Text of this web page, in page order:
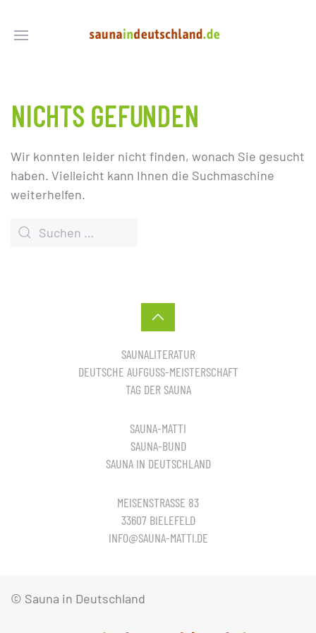
NICHTS GEFUNDEN
Wir konnten leider nicht finden, wonach Sie gesucht
haben. Vielleicht kann Ihnen die Suchmaschine
weiterhelfen.
SAUNALITERATUR
DEUTSCHE AUFGUSS-MEISTERSCHAFT
TAG DER SAUNA
SAUNA-MATTI
SAUNA-BUND
SAUNA IN DEUTSCHLAND
MEISENSTRASSE 83
33607 BIELEFELD
INFO@SAUNA-MATTI.DE
© Sauna in Deutschland